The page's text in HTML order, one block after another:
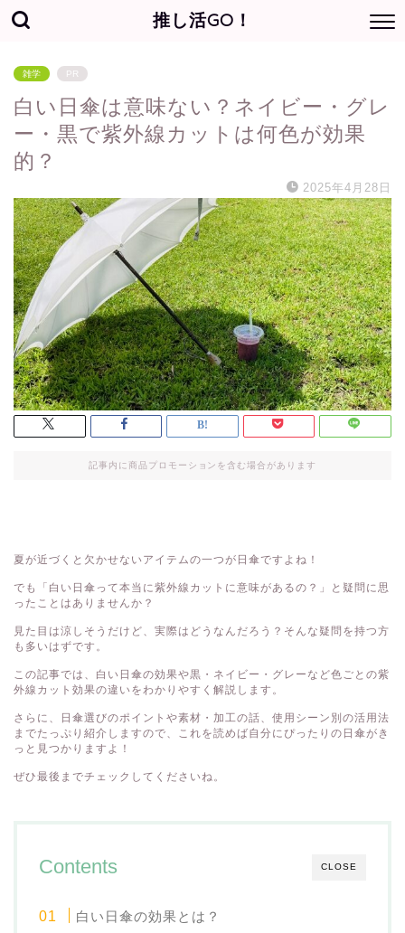
推し活GO！
雑学 PR
白い日傘は意味ない？ネイビー・グレ
ー・黒で紫外線カットは何色が効果
的？
2025年4月28日
記事内に商品プロモーションを含む場合があります
夏が近づくと欠かせないアイテムの一つが日傘ですよね！
でも「白い日傘って本当に紫外線カットに意味があるの？」と疑問に思
ったことはありませんか？
見た目は涼しそうだけど、実際はどうなんだろう？そんな疑問を持つ方
も多いはずです。
この記事では、白い日傘の効果や黒・ネイビー・グレーなど色ごとの紫
外線カット効果の違いをわかりやすく解説します。
さらに、日傘選びのポイントや素材・加工の話、使用シーン別の活用法
までたっぷり紹介しますので、これを読めば自分にぴったりの日傘がき
っと見つかりますよ！
ぜひ最後までチェックしてくださいね。
CLOSE
Contents
白い日傘の効果とは？